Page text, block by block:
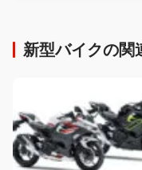
新型バイクの関